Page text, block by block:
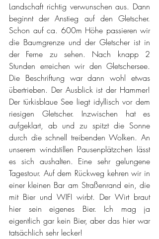
Landschaft richtig verwunschen aus. Dann
beginnt der Anstieg auf den Gletscher.
Schon auf ca. 600m Höhe passieren wir
die Baumgrenze und der Gletscher ist in
der Ferne zu sehen. Nach knapp 2
Stunden erreichen wir den Gletschersee.
Die Beschriftung war dann wohl etwas
übertrieben. Der Ausblick ist der Hammer!
Der türkisblaue See liegt idyllisch vor dem
riesigen Gletscher. Inzwischen hat es
aufgeklart, ab und zu spitzt die Sonne
durch die schnell treibenden Wolken. An
unserem windstillen Pausenplätzchen lässt
es sich aushalten. Eine sehr gelungene
Tagestour. Auf dem Rückweg kehren wir in
einer kleinen Bar am Straßenrand ein, die
mit Bier und WIFI wirbt. Der Wirt braut
hier sein eigenes Bier. Ich mag ja
eigentlich gar kein Bier, aber das hier war
tatsächlich sehr lecker!